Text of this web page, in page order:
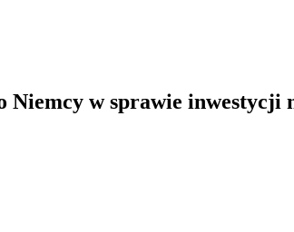
w sprawie inwestycji